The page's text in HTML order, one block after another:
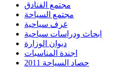
مجتمع الفنادق
مجتمع السياحة
غرف سياحية
ابحاث ودراسات سياحية
ديوان الوزارة
اجندة المناسبات
حصاد السياحة 2011